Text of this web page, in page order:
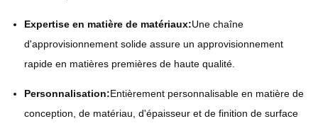
Expertise en matière de matériaux:Une chaîne
d'approvisionnement solide assure un approvisionnement
rapide en matières premières de haute qualité.
Personnalisation:Entièrement personnalisable en matière de
conception, de matériau, d'épaisseur et de finition de surface